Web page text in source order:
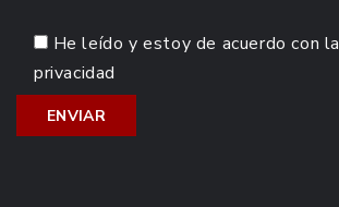
He leído y estoy de acuerdo con la
privacidad